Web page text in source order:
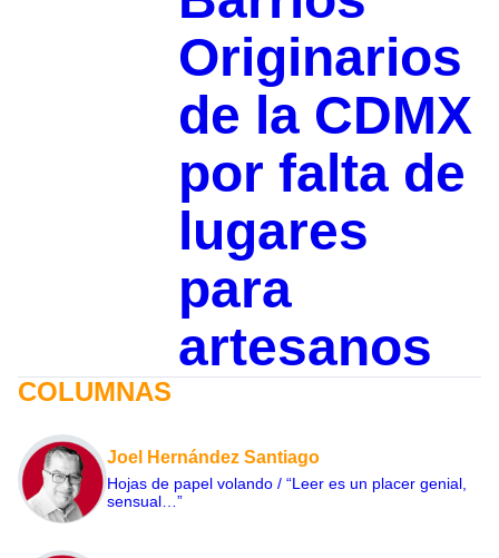
Originarios
de la CDMX
por falta de
lugares
para
artesanos
COLUMNAS
Joel Hernández Santiago
Hojas de papel volando / “Leer es un placer genial,
sensual…”